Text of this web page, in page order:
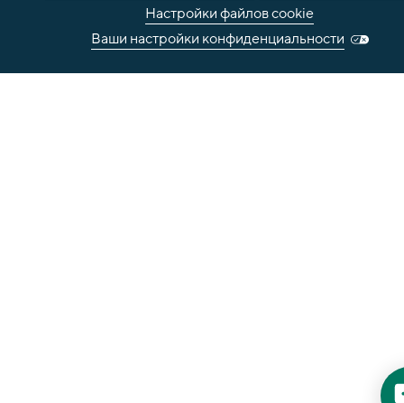
Настройки файлов cookie
Ваши настройки конфиденциальности